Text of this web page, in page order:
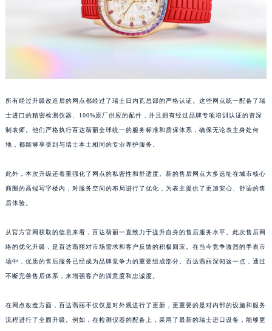
所有经过升级改造后的网点都经过了瑞士日内瓦总部的严格认证。这些网点统一配备了瑞
士进口的精密检测仪器、100%原厂供应的配件，并且拥有经过品牌专项培训认证的资深
制表师。他们严格执行百达翡丽全球统一的服务标准和质保体系，确保无论表主身处何
地，都能够享受到与瑞士本土相同的专业养护服务。
此外，本次升级还着重强化了网点的私密性和舒适度。新的售后网点大多选址在城市核心
商圈的高端写字楼内，对服务空间的布局进行了优化，为表主提供了更加安心、舒适的售
后体验。
从官方官网获取的信息来看，百达翡丽一直致力于提升自身的售后服务水平。此次售后网
络的优化升级，是百达翡丽对市场需求和客户反馈的积极回应。在当今竞争激烈的手表市
场中，优质的售后服务已经成为品牌竞争力的重要组成部分。百达翡丽深知这一点，通过
不断完善售后体系，来增强客户的满意度和忠诚度。
在网点改造方面，百达翡丽不仅仅是对外观进行了更新，更重要的是对内部的设施和服务
流程进行了全面升级。例如，在检测仪器的配备上，采用了最新的瑞士进口设备，能够更